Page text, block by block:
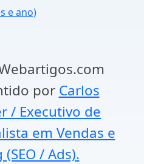
e ano)
por Carlos
/ Executivo de
em Vendas e
/ Ads).